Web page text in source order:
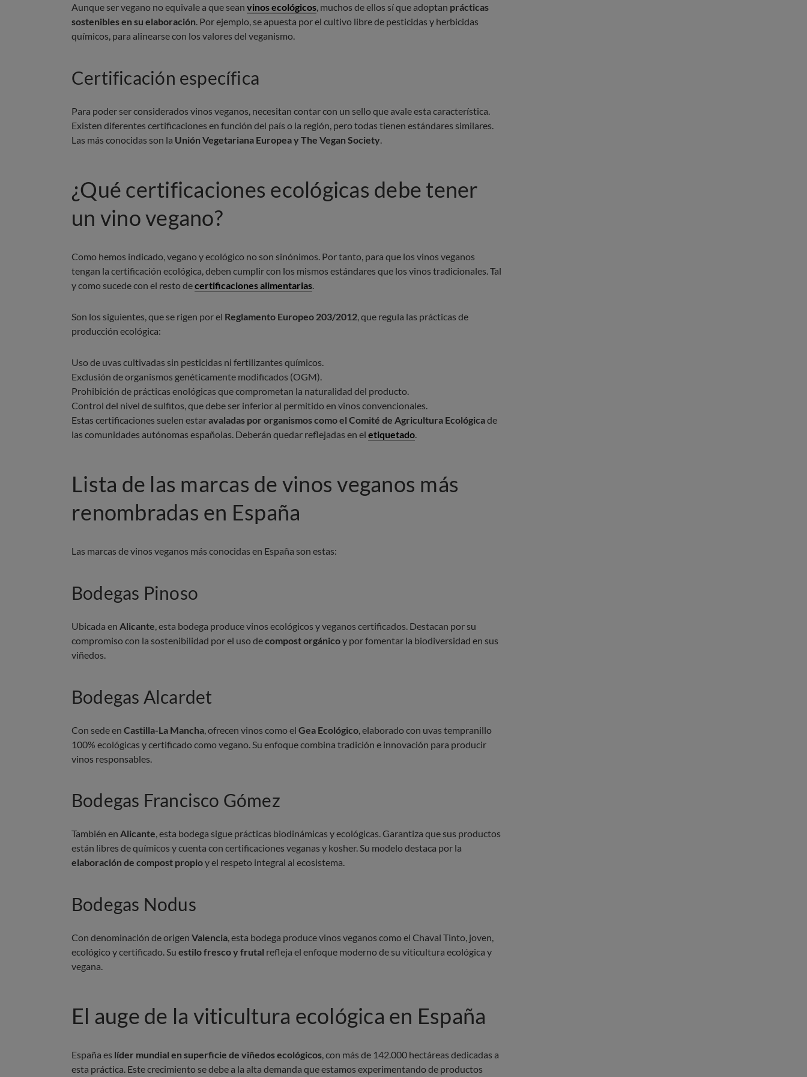
Aunque ser vegano no equivale a que sean vinos ecológicos, muchos de ellos sí que adoptan prácticas
sostenibles en su elaboración. Por ejemplo, se apuesta por el cultivo libre de pesticidas y herbicidas
químicos, para alinearse con los valores del veganismo.
Certificación específica
Para poder ser considerados vinos veganos, necesitan contar con un sello que avale esta característica.
Existen diferentes certificaciones en función del país o la región, pero todas tienen estándares similares.
Las más conocidas son la Unión Vegetariana Europea y The Vegan Society
¿Qué certificaciones ecológicas debe tener
un vino vegano?
Como hemos indicado, vegano y ecológico no son sinónimos. Por tanto, para que los vinos veganos
tengan la certificación ecológica, deben cumplir con los mismos estándares que los vinos tradicionales. Tal
y como sucede con el resto decertificaciones alimentarias.
Son los siguientes, que se rigen por el Reglamento Europeo 203/2012, que regula las prácticas de
producción ecológica:
Uso de uvas cultivadas sin pesticidas ni fertilizantes químicos.
Exclusión de organismos genéticamente modificados (OGM).
Prohibición de prácticas enológicas que comprometan la naturalidad del producto.
Control del nivel de sulfitos, que debe ser inferior al permitido en vinos convencionales.
Estas certificaciones suelen estaravaladas por organismos como el Comité de Agricultura Ecológicade
las comunidades autónomas españolas. Deberán quedar reflejadas en el etiquetado.
Lista de las marcas de vinos veganos más
renombradas en España
Las marcas de vinos veganos más conocidas en España son estas:
Bodegas Pinoso
Ubicada en Alicante, esta bodega produce vinos ecológicos y veganos certificados. Destacan por su
compromiso con la sostenibilidad por el uso decompost orgánicoy por fomentar la biodiversidad en sus
viñedos.
Bodegas Alcardet
Con sede en Castilla-La Mancha , ofrecen vinos como el Gea Ecológico , elaborado con uvas tempranillo
100% ecológicas y certificado como vegano. Su enfoque combina tradición e innovación para producir
vinos responsables.
Bodegas Francisco Gómez
También en Alicante, esta bodega sigue prácticas biodinámicas y ecológicas. Garantiza que sus productos
están libres de químicos y cuenta con certificaciones veganas y kosher. Su modelo destaca por la
elaboración de compost propioy el respeto integral al ecosistema.
Bodegas Nodus
Con denominación de origen Valencia, esta bodega produce vinos veganos como el Chaval Tinto, joven,
ecológico y certificado. Su estilo fresco y frutal refleja el enfoque moderno de su viticultura ecológica y
vegana.
El auge de la viticultura ecológica en España
España es líder mundial en superficie de viñedos ecológicos, con más de 142.000 hectáreas dedicadas a
esta práctica. Este crecimiento se debe a la alta demanda que estamos experimentando de productos